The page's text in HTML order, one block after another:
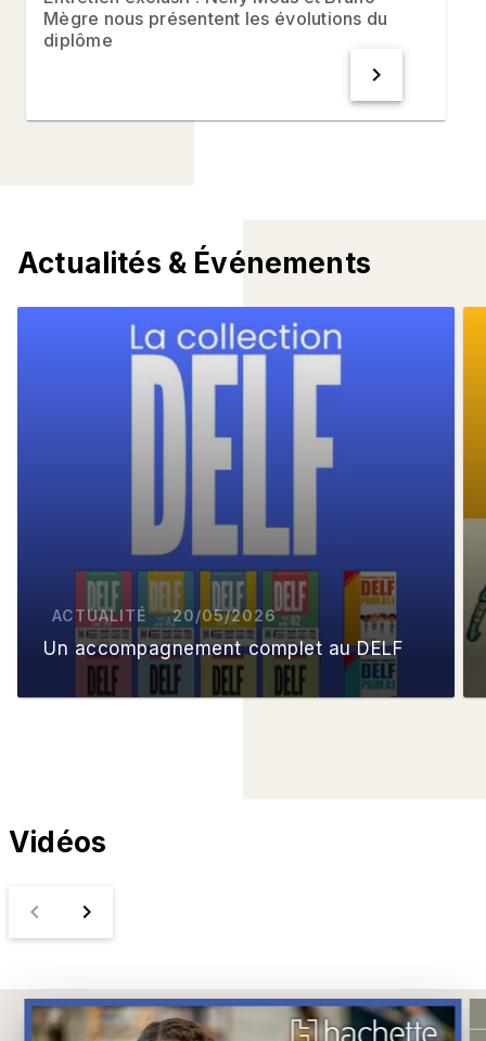
Mègre nous présentent les évolutions du
diplôme
chevron_right
Actualités & Événements
ACTUALITÉ 20/05/2026
Un accompagnement complet au DELF
Vidéos
navigate_before navigate_next